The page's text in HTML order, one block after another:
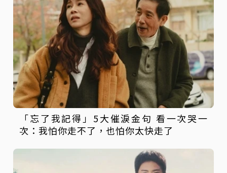
「忘了我記得」5大催淚金句 看一次哭一
次：我怕你走不了，也怕你太快走了